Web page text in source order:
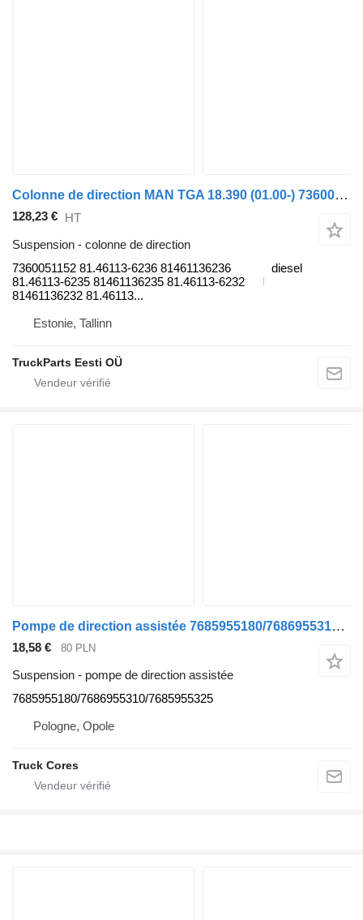
Colonne de direction MAN TGA 18.390 (01.00-) 7360051152 pour tracteur routier MAN 4-series, TGA (1993-2009)
128,23 € HT
Suspension - colonne de direction
7360051152 81.46113-6236 81461136236
81.46113-6235 81461136235 81.46113-6232
81461136232 81.46113...
diesel
Estonie, Tallinn
TruckParts Eesti OÜ
Pompe de direction assistée 7685955180/7686955310/7685955325 pour tracteur routier MAN TGA
18,58 € 80 PLN
Suspension - pompe de direction assistée
7685955180/7686955310/7685955325
Pologne, Opole
Truck Cores